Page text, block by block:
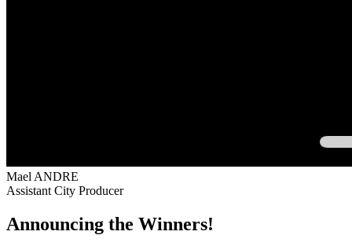
Mael ANDRE
Assistant City Producer
Announcing the Winners!